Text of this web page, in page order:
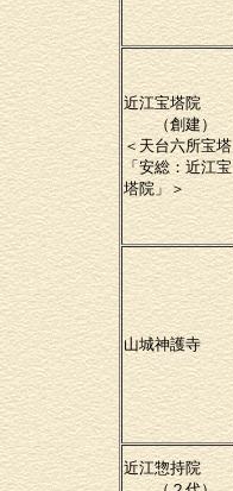
近江宝塔院
（創建）
＜天台六所宝塔
「安総：近江宝
塔院」＞
山城神護寺
近江惣持院